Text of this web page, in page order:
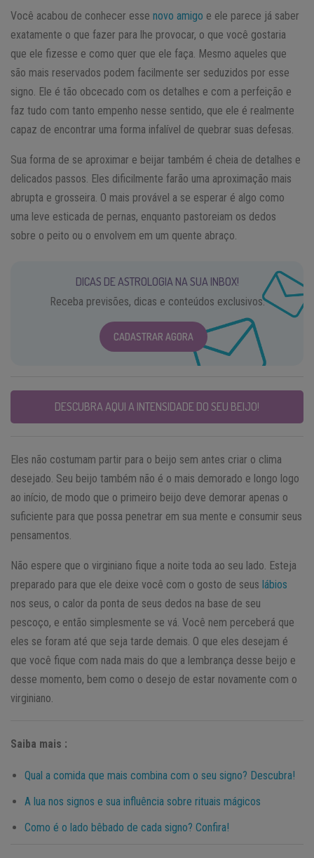
Você acabou de conhecer esse novo amigo e ele parece já saber
exatamente o que fazer para lhe provocar, o que você gostaria
que ele fizesse e como quer que ele faça. Mesmo aqueles que
são mais reservados podem facilmente ser seduzidos por esse
signo. Ele é tão obcecado com os detalhes e com a perfeição e
faz tudo com tanto empenho nesse sentido, que ele é realmente
capaz de encontrar uma forma infalível de quebrar suas defesas.
Sua forma de se aproximar e beijar também é cheia de detalhes e
delicados passos. Eles dificilmente farão uma aproximação mais
abrupta e grosseira. O mais provável a se esperar é algo como
uma leve esticada de pernas, enquanto pastoreiam os dedos
sobre o peito ou o envolvem em um quente abraço.
DICAS DE ASTROLOGIA NA SUA INBOX!
Receba previsões, dicas e conteúdos exclusivos.
CADASTRAR AGORA
DESCUBRA AQUI A INTENSIDADE DO SEU BEIJO!
Eles não costumam partir para o beijo sem antes criar o clima
desejado. Seu beijo também não é o mais demorado e longo logo
ao início, de modo que o primeiro beijo deve demorar apenas o
suficiente para que possa penetrar em sua mente e consumir seus
pensamentos.
Não espere que o virginiano fique a noite toda ao seu lado. Esteja
preparado para que ele deixe você com o gosto de seus lábios
nos seus, o calor da ponta de seus dedos na base de seu
pescoço, e então simplesmente se vá. Você nem perceberá que
eles se foram até que seja tarde demais. O que eles desejam é
que você fique com nada mais do que a lembrança desse beijo e
desse momento, bem como o desejo de estar novamente com o
virginiano.
Saiba mais :
Qual a comida que mais combina com o seu signo? Descubra!
A lua nos signos e sua influência sobre rituais mágicos
Como é o lado bêbado de cada signo? Confira!